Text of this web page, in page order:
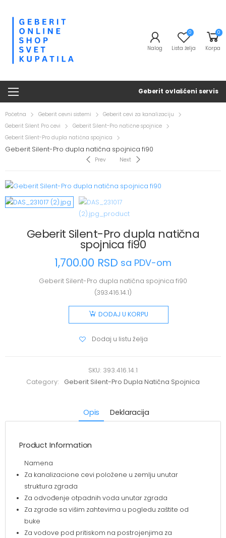
Nalog
0
Lista želja
0
Korpa
Geberit ovlašćeni servis
Početna Geberit cevni sistemi
Geberit cevi za kanalizaciju
Geberit Silent Pro cevi
Geberit Silent-Pro natične spojnice
Geberit Silent-Pro dupla natična spojnica
Geberit Silent-Pro dupla natična spojnica fi90
Prev Next
Geberit Silent-Pro dupla natična
spojnica fi90
1,700.00 RSD sa PDV-om
Geberit Silent-Pro dupla natična spojnica fi90
(393.416.14.1)
DODAJ U KORPU
Dodaj u listu želja
SKU: 393.416.14.1
Category:
Geberit Silent-Pro Dupla Natična Spojnica
Opis Deklaracija
Product Information
Namena
Za kanalizacione cevi položene u zemlju unutar
struktura zgrada
Za odvođenje otpadnih voda unutar zgrada
Za zgrade sa višim zahtevima u pogledu zaštite od
buke
Za vodove pod pritiskom na postrojenjima za